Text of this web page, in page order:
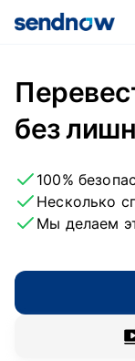
без
100%
Несколько
Мы делаем